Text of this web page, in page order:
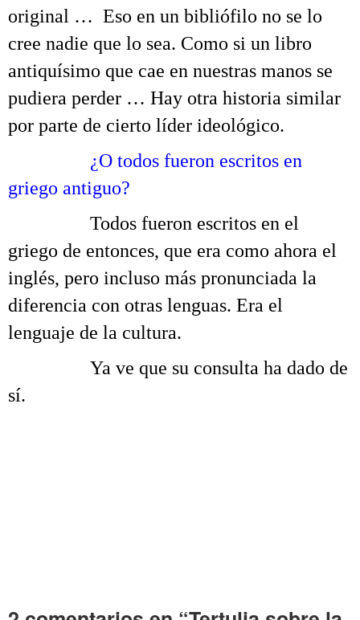
original … Eso en un bibliófilo no se lo
cree nadie que lo sea. Como si un libro
antiquísimo que cae en nuestras manos se
pudiera perder … Hay otra historia similar
por parte de cierto líder ideológico.
¿O todos fueron escritos en
griego antiguo?
Todos fueron escritos en el
griego de entonces, que era como ahora el
inglés, pero incluso más pronunciada la
diferencia con otras lenguas. Era el
lenguaje de la cultura.
Ya ve que su consulta ha dado de
sí.